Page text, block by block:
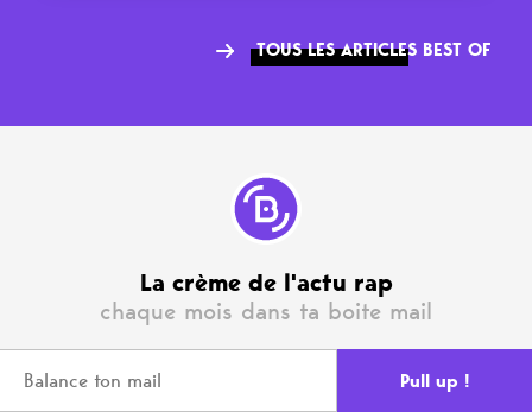
TOUS LES ARTICLES BEST OF
La crème de l'actu rap
chaque mois dans ta boite mail